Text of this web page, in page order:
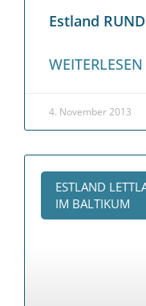
Estland
4. November 2013
ESTLAND
IM BALTIKUM